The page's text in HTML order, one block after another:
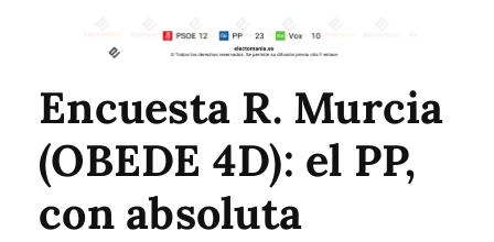
Encuesta R. Murcia
(OBEDE 4D): el PP,
con absoluta